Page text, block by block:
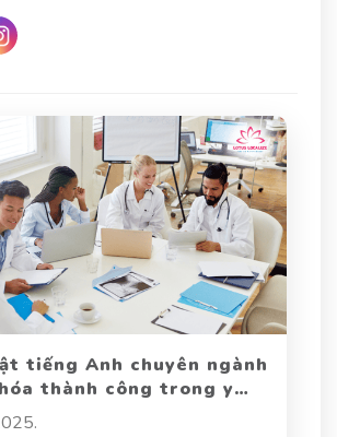
tiếng Anh chuyên ngành
thành công trong y
tế